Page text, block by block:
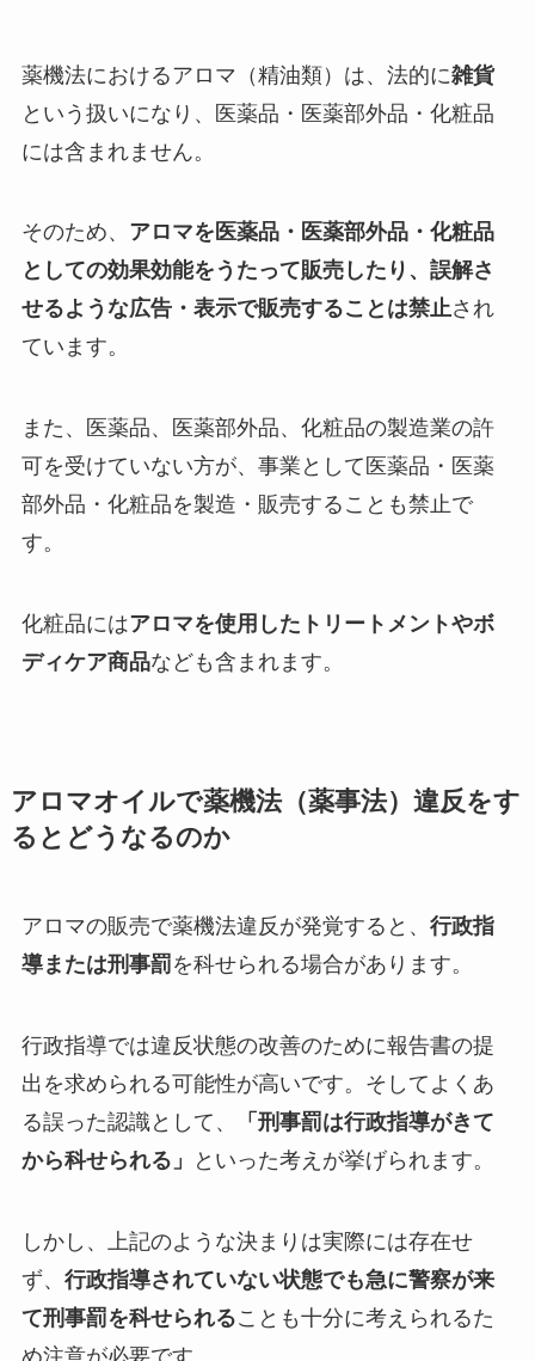
薬機法におけるアロマ（精油類）は、法的に雑貨
という扱いになり、医薬品・医薬部外品・化粧品
には含まれません。
そのため、 アロマを医薬品・医薬部外品・化粧品
としての効果効能をうたって販売したり、誤解さ
せるような広告・表示で販売することは禁止され
ています。
また、医薬品、医薬部外品、化粧品の製造業の許
可を受けていない方が、事業として医薬品・医薬
部外品・化粧品を製造・販売することも禁止で
す。
化粧品にはアロマを使用したトリートメントやボ
ディケア商品なども含まれます。
アロマオイルで薬機法（薬事法）違反をす
るとどうなるのか
アロマの販売で薬機法違反が発覚すると、 行政指
導または刑事罰を科せられる場合があります。
行政指導では違反状態の改善のために報告書の提
出を求められる可能性が高いです。そしてよくあ
る誤った認識として、
「刑事罰は行政指導がきて
から科せられる」
といった考えが挙げられます。
しかし、上記のような決まりは実際には存在せ
ず、 行政指導されていない状態でも急に警察が来
て刑事罰を科せられることも十分に考えられるた
め注意が必要です。